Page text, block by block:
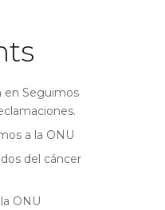
en Seguimos
a la ONU
del cáncer
ONU